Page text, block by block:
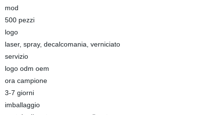
mod
500 pezzi
logo
laser, spray, decalcomania, verniciato
servizio
logo odm oem
ora campione
3-7 giorni
imballaggio